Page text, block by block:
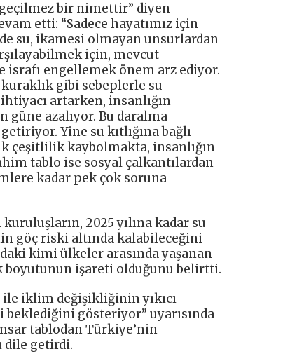
bir nimettir” diyen
etti: “Sadece hayatımız için
su, ikamesi olmayan unsurlardan
için, mevcut
engellemek önem arz ediyor.
gibi sebeplerle su
artarken, insanlığın
güne azalıyor. Bu daralma
Yine su kıtlığına bağlı
çeşitlilik kaybolmakta, insanlığın
tablo ise sosyal çalkantılardan
kadar pek çok soruna
2025 yılına kadar su
göç riski altında kalabileceğini
kimi ülkeler arasında yaşanan
boyutunun işareti olduğunu belirtti.
iklim değişikliğinin yıkıcı
gösteriyor” uyarısında
tablodan Türkiye’nin
dile getirdi.